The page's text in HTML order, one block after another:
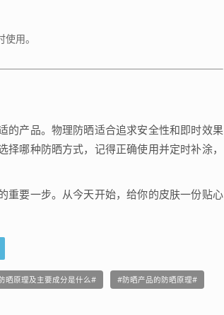
用。
的产品。物理防晒适合追求安全性和即时效果
哪种防晒方式，记得正确使用并定时补涂，
重要一步。从今天开始，给你的皮肤一份贴心
晒原理及主要成分是什么 防晒产品的防晒原理